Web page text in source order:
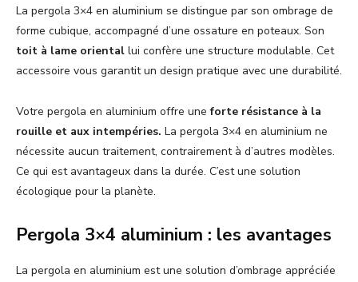
La pergola 3×4 en aluminium se distingue par son ombrage de
forme cubique, accompagné d’une ossature en poteaux. Son
toit à lame oriental lui confère une structure modulable. Cet
accessoire vous garantit un design pratique avec une durabilité.
Votre pergola en aluminium offre uneforte résistance à la
rouille et aux intempéries. La pergola 3×4 en aluminium ne
nécessite aucun traitement, contrairement à d’autres modèles.
Ce qui est avantageux dans la durée. C’est une solution
écologique pour la planète.
Pergola 3×4 aluminium : les avantages
La pergola en aluminium est une solution d’ombrage appréciée